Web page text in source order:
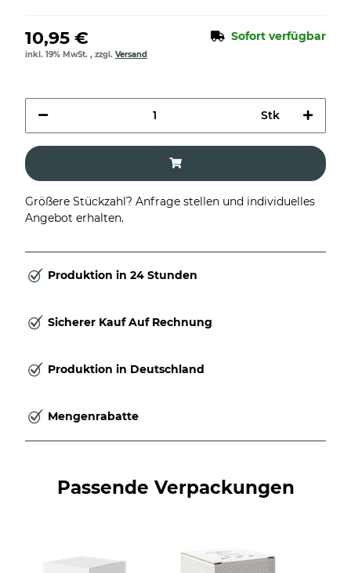
10,95 € Sofort verfügbar
inkl. 19% MwSt. , zzgl. Versand
Stk
Größere Stückzahl? Anfrage stellen und individuelles
Angebot erhalten.
Produktion in 24 Stunden
Sicherer Kauf Auf Rechnung
Produktion in Deutschland
Mengenrabatte
Passende Verpackungen